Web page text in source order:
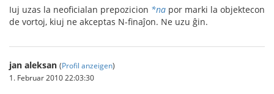
Iuj uzas la neoficialan prepozicion *na por marki la objektecon
de vortoj, kiuj ne akceptas N-finaĵon. Ne uzu ĝin.
jan aleksan (Profil anzeigen)
1. Februar 2010 22:03:30